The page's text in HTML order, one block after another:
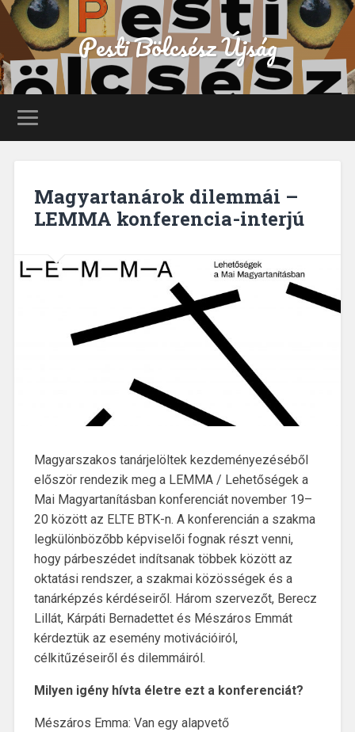
Pesti Bölcsész Újság
Magyartanárok dilemmái –
LEMMA konferencia-interjú
Magyarszakos tanárjelöltek kezdeményezéséből
először rendezik meg a LEMMA / Lehetőségek a
Mai Magyartanításban konferenciát november 19–
20 között az ELTE BTK-n. A konferencián a szakma
legkülönbözőbb képviselői fognak részt venni,
hogy párbeszédet indítsanak többek között az
oktatási rendszer, a szakmai közösségek és a
tanárképzés kérdéseiről. Három szervezőt, Berecz
Lillát, Kárpáti Bernadettet és Mészáros Emmát
kérdeztük az esemény motivációiról,
célkitűzéseiről és dilemmáiról.
Milyen igény hívta életre ezt a konferenciát?
Mészáros Emma: Van egy alapvető